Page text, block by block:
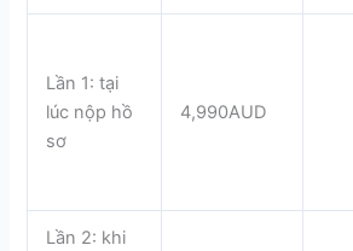
Lần 1: tại
lúc nộp hồ
sơ
4,990AUD
Lần 2: khi